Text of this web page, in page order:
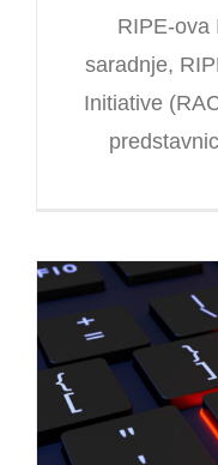
RIPE-ova
saradnje,
Initiative